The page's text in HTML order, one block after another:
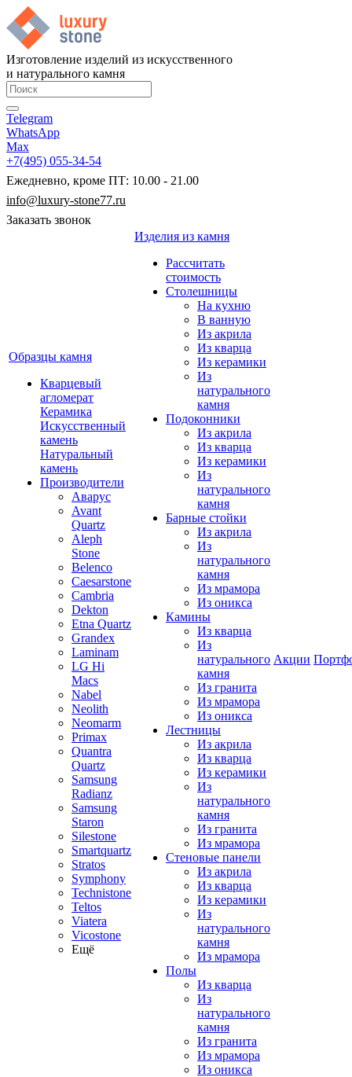
Изготовление изделий из искусственного
и натурального камня
Telegram
WhatsApp
Max
+7(495) 055-34-54
Ежедневно, кроме ПТ: 10.00 - 21.00
info@luxury-stone77.ru
Заказать звонок
Образцы камня
Кварцевый
агломерат
Керамика
Искусственный
камень
Натуральный
камень
Производители
Аварус
Avant
Quartz
Aleph
Stone
Belenco
Caesarstone
Cambria
Dekton
Etna Quartz
Grandex
Laminam
LG Hi
Macs
Nabel
Neolith
Neomarm
Primax
Quantra
Quartz
Samsung
Radianz
Samsung
Staron
Silestone
Smartquartz
Stratos
Symphony
Technistone
Teltos
Viatera
Vicostone
Ещё
Изделия из камня
Рассчитать
стоимость
Столешницы
На кухню
В ванную
Из акрила
Из кварца
Из керамики
Из
натурального
камня
Подоконники
Из акрила
Из кварца
Из керамики
Из
натурального
камня
Барные стойки
Из акрила
Из
натурального
камня
Из мрамора
Из оникса
Камины
Из кварца
Из
натурального
камня
Из гранита
Из мрамора
Из оникса
Лестницы
Из акрила
Из кварца
Из керамики
Из
натурального
камня
Из гранита
Из мрамора
Стеновые панели
Из акрила
Из кварца
Из керамики
Из
натурального
камня
Из мрамора
Полы
Из кварца
Из
натурального
камня
Из гранита
Из мрамора
Из оникса
Акции